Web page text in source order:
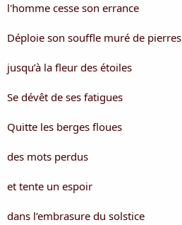
c
s
i
l'homme cesse son errance
Déploie son souffle muré de pierres
jusqu’à la fleur des étoiles
Se dévêt de ses fatigues
Quitte les berges floues
des mots perdus
et tente un espoir
dans l’embrasure du solstice